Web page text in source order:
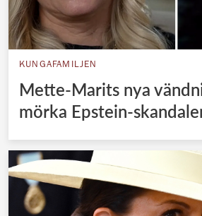
KUNGAFAMILJEN
Mette-Marits nya
mörka Epstein-